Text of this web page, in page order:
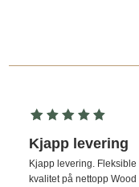
Kjapp levering
Kjapp levering.
kvalitet på nettopp Wood